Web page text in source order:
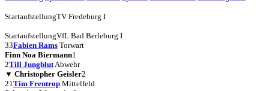
StartaufstellungTV Fredeburg I
StartaufstellungVfL Bad Berleburg I
33Fabien Rams Torwart
Finn Noa Biermann1
2Till JungblutAbwehr
▼ Christopher Geisler2
21Tim Frentrop Mittelfeld